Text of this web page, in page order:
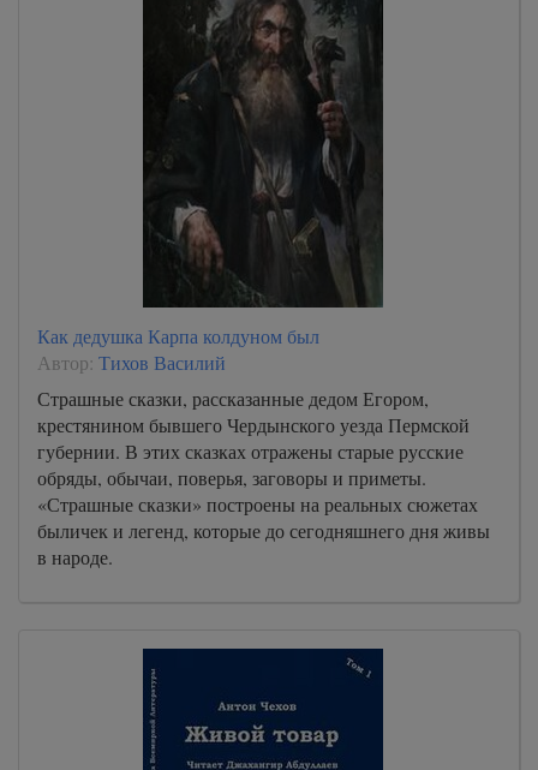
Как дедушка Карпа колдуном был
Автор: Тихов Василий
Страшные сказки, рассказанные дедом Егором,
крестянином бывшего Чердынского уезда Пермской
губернии. В этих сказках отражены старые русские
обряды, обычаи, поверья, заговоры и приметы.
«Страшные сказки» построены на реальных сюжетах
быличек и легенд, которые до сегодняшнего дня живы
в народе.